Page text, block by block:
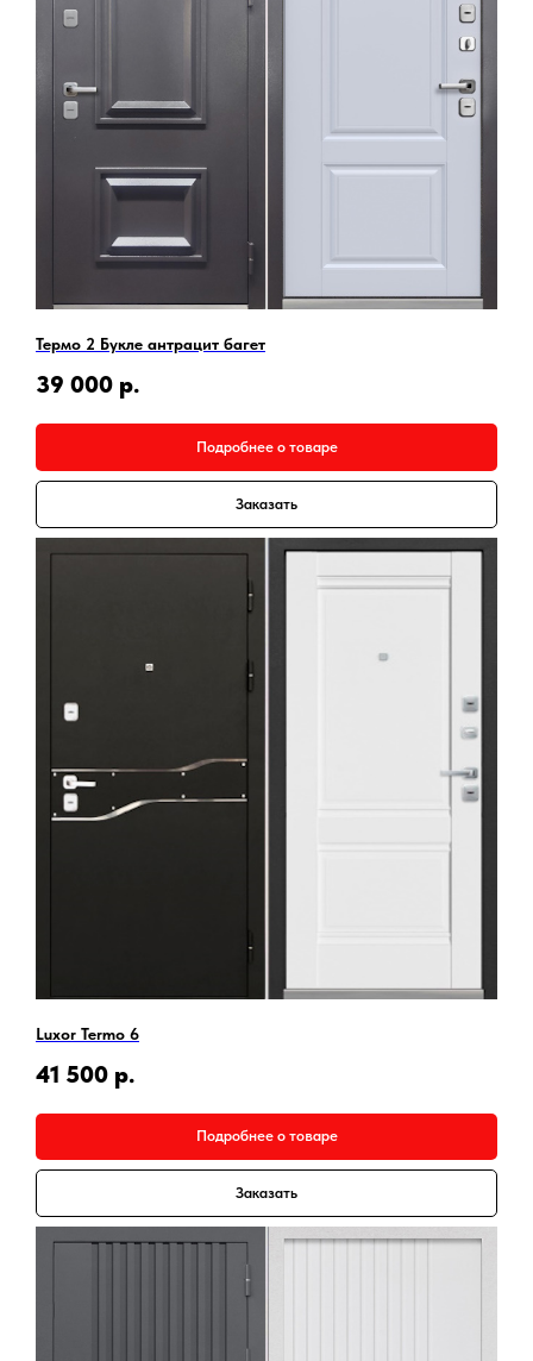
Термо 2 Букле антрацит багет
39 000 р.
Подробнее о товаре
Заказать
Luxor Termo 6
41 500 р.
Подробнее о товаре
Заказать